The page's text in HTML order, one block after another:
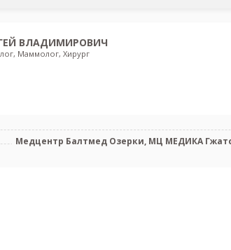
ВЛАДИМИРОВИЧ
Маммолог, Хирург
Медцентр Балтмед Озерки, МЦ МЕДИКА